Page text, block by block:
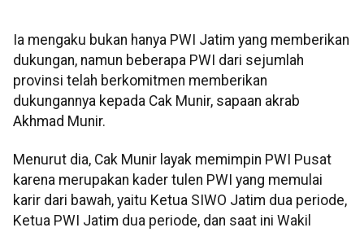
Ia mengaku bukan hanya PWI Jatim yang memberikan
dukungan, namun beberapa PWI dari sejumlah
provinsi telah berkomitmen memberikan
dukungannya kepada Cak Munir, sapaan akrab
Akhmad Munir.
Menurut dia, Cak Munir layak memimpin PWI Pusat
karena merupakan kader tulen PWI yang memulai
karir dari bawah, yaitu Ketua SIWO Jatim dua periode,
Ketua PWI Jatim dua periode, dan saat ini Wakil